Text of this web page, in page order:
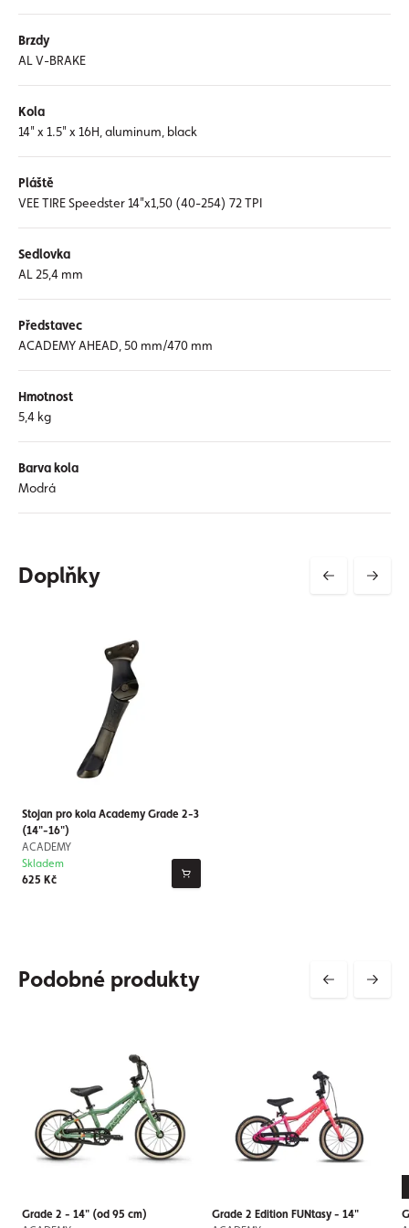
Brzdy
AL V-BRAKE
Kola
14" x 1.5" x 16H, aluminum, black
Pláště
VEE TIRE Speedster 14"x1,50 (40-254) 72 TPI
Sedlovka
AL 25,4 mm
Představec
ACADEMY AHEAD, 50 mm/470 mm
Hmotnost
5,4 kg
Barva kola
Modrá
Doplňky
Stojan pro kola Academy Grade 2-3
(14"-16")
ACADEMY
625 Kč
Skladem
Podobné produkty
Grade 2 - 14" (od 95 cm)
Grade 2 Edition FUNtasy - 14"